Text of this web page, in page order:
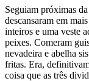
Seguiam próximas
descansaram em
inteiros e uma veste
peixes. Comeram
nevadeira e abelha
fritas. Era,
coisa que as três